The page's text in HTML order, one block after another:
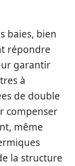
baies, bien
répondre
garantir
à
de double
compenser
même
la structure